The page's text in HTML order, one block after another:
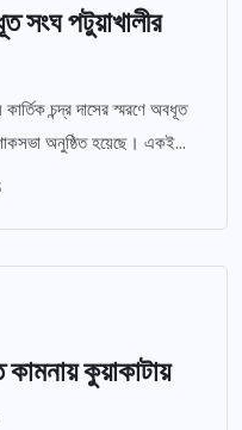
সংঘ পটুয়াখালীর
চন্দ্র দাসের স্মরণে অবধূত
অনুষ্ঠিত হয়েছে। একই...
কুয়াকাটায়